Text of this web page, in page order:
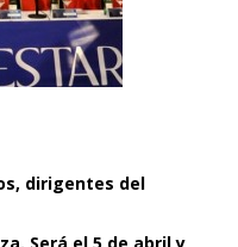
dirigentes del